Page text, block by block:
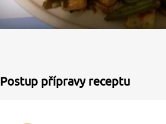
Postup přípravy receptu